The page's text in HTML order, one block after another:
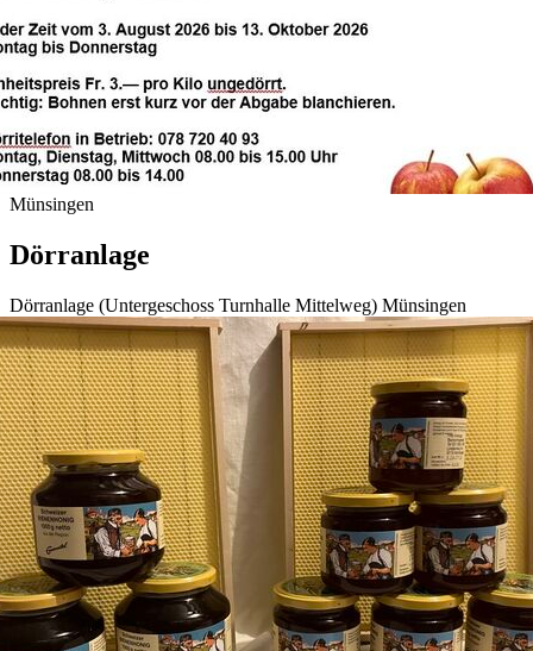
Münsingen
Dörranlage
Dörranlage (Untergeschoss Turnhalle Mittelweg) Münsingen